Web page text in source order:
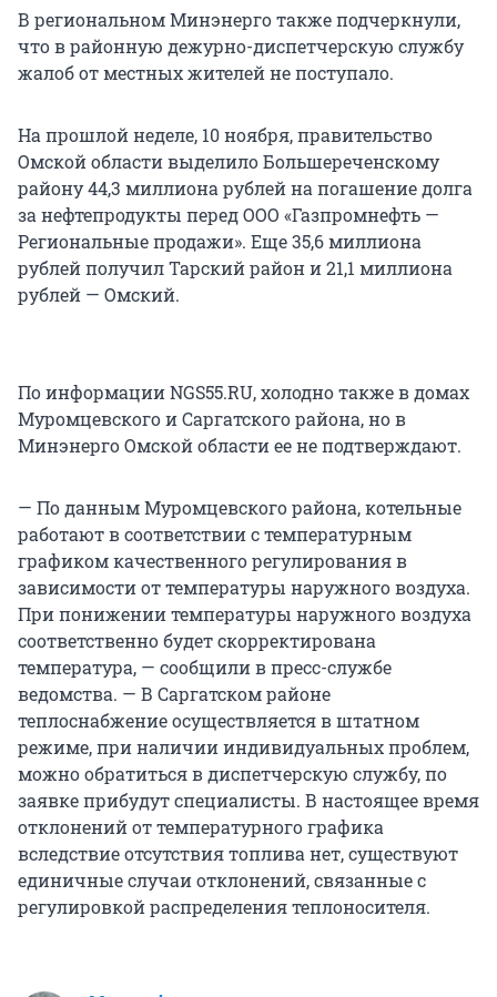
В региональном Минэнерго также подчеркнули,
что в районную дежурно-диспетчерскую службу
жалоб от местных жителей не поступало.
На прошлой неделе, 10 ноября, правительство
Омской области выделило Большереченскому
району 44,3 миллиона рублей на погашение долга
за нефтепродукты перед ООО «Газпромнефть —
Региональные продажи». Еще 35,6 миллиона
рублей получил Тарский район и 21,1 миллиона
рублей — Омский.
По информации NGS55.RU, холодно также в домах
Муромцевского и Саргатского района, но в
Минэнерго Омской области ее не подтверждают.
— По данным Муромцевского района, котельные
работают в соответствии с температурным
графиком качественного регулирования в
зависимости от температуры наружного воздуха.
При понижении температуры наружного воздуха
соответственно будет скорректирована
температура, — сообщили в пресс-службе
ведомства. — В Саргатском районе
теплоснабжение осуществляется в штатном
режиме, при наличии индивидуальных проблем,
можно обратиться в диспетчерскую службу, по
заявке прибудут специалисты. В настоящее время
отклонений от температурного графика
вследствие отсутствия топлива нет, существуют
единичные случаи отклонений, связанные с
регулировкой распределения теплоносителя.